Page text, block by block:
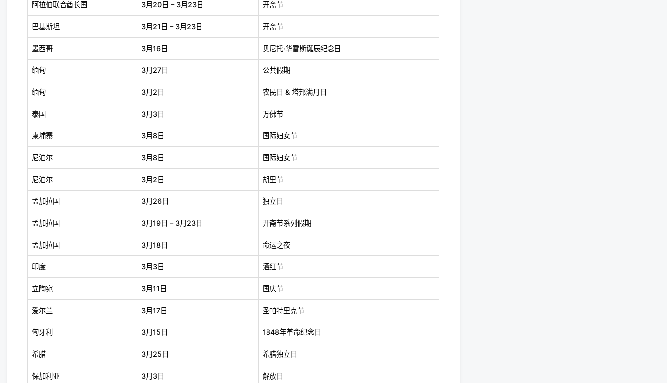
阿拉伯联合酋长国 3月20日 – 3月23日 开斋节
巴基斯坦 3月21日 – 3月23日 开斋节
墨西哥 3月16日 贝尼托·华雷斯诞辰纪念日
缅甸 3月27日 公共假期
缅甸 3月2日 农民日 & 塔邦满月日
泰国 3月3日 万佛节
柬埔寨 3月8日 国际妇女节
尼泊尔 3月8日 国际妇女节
尼泊尔 3月2日 胡里节
孟加拉国 3月26日 独立日
孟加拉国 3月19日 – 3月23日 开斋节系列假期
孟加拉国 3月18日 命运之夜
印度 3月3日 洒红节
立陶宛 3月11日 国庆节
爱尔兰 3月17日 圣帕特里克节
匈牙利 3月15日 1848年革命纪念日
希腊 3月25日 希腊独立日
保加利亚 3月3日 解放日